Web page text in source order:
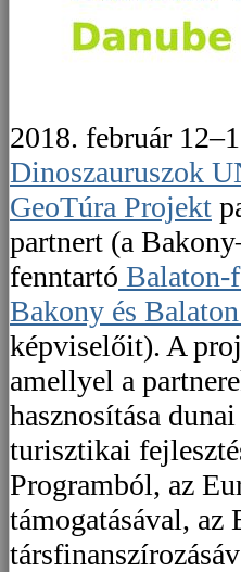
2018. február
Dinoszauruszok
GeoTúra Projekt
partnert (a
fenntartó Balaton-
Bakony és
képviselőit). A
amellyel a
hasznosítása
turisztikai
Programból, az
támogatásával,